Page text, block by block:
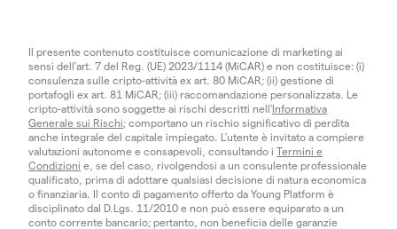
Il presente contenuto costituisce comunicazione di marketing ai
sensi dell'art. 7 del Reg. (UE) 2023/1114 (MiCAR) e non costituisce: (i)
consulenza sulle cripto-attività ex art. 80 MiCAR; (ii) gestione di
portafogli ex art. 81 MiCAR; (iii) raccomandazione personalizzata. Le
cripto-attività sono soggette ai rischi descritti nell'Informativa
Generale sui Rischi; comportano un rischio significativo di perdita
anche integrale del capitale impiegato. L’utente è invitato a compiere
valutazioni autonome e consapevoli, consultando i Termini e
Condizioni e, se del caso, rivolgendosi a un consulente professionale
qualificato, prima di adottare qualsiasi decisione di natura economica
o finanziaria. Il conto di pagamento offerto da Young Platform è
disciplinato dal D.Lgs. 11/2010 e non può essere equiparato a un
conto corrente bancario; pertanto, non beneficia delle garanzie